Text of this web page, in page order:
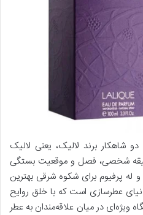
شاهکار برند لالیک، یعنی لالیک
شخصی، فصل و موقعیت بستگی
له پرفیوم برای شکوه شرقی بهترین
عطرسازی است که با خلق روایح
ویژه‌ای در میان علاقه‌مندان به عطر